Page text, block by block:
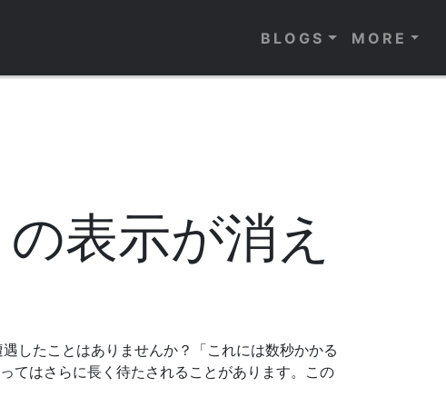
BLOGS MORE
表示が消え
したことはありませんか？「これには数秒かかる
てはさらに長く待たされることがあります。この